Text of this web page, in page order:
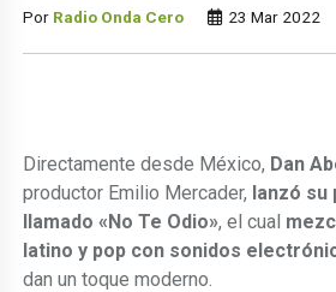
Por Radio Onda Cero 23 Mar 2022
Directamente desde México, Dan
productor Emilio Mercader, lanzó su
llamado «No Te Odio», el cual
latino y pop con sonidos
dan un toque moderno.